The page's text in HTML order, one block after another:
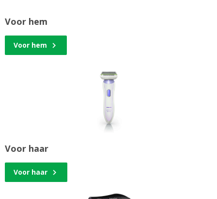
Voor hem
Voor hem
Voor haar
Voor haar